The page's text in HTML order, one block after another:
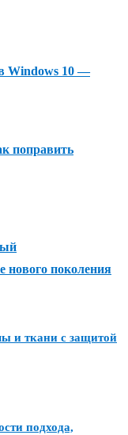
Windows 10 —
поправить
нового поколения
и ткани с защитой
подхода,